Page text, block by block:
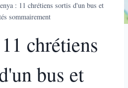
: 11 chrétiens sortis d'un bus et
sommairement
chrétiens
bus et